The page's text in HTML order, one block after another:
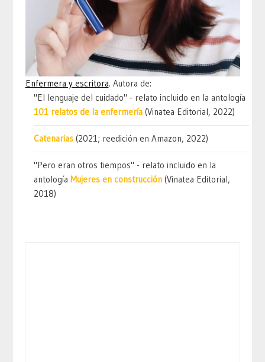
Enfermera y escritora. Autora de:
"El lenguaje del cuidado" - relato incluido en la antología
101 relatos de la enfermería (Vinatea Editorial, 2022)
Catenarias (2021; reedición en Amazon, 2022)
"Pero eran otros tiempos" - relato incluido en la
antologíaMujeres en construcción (Vinatea Editorial,
2018)